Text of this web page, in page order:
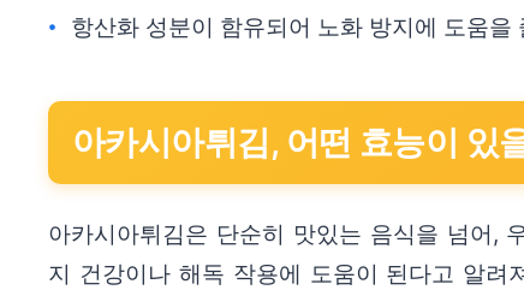
항산화 성분이 함유되어 노화 방지에 도움을
아카시아튀김, 어떤 효능이 있
아카시아튀김은 단순히 맛있는 음식을 넘어,
지 건강이나 해독 작용에 도움이 된다고 알